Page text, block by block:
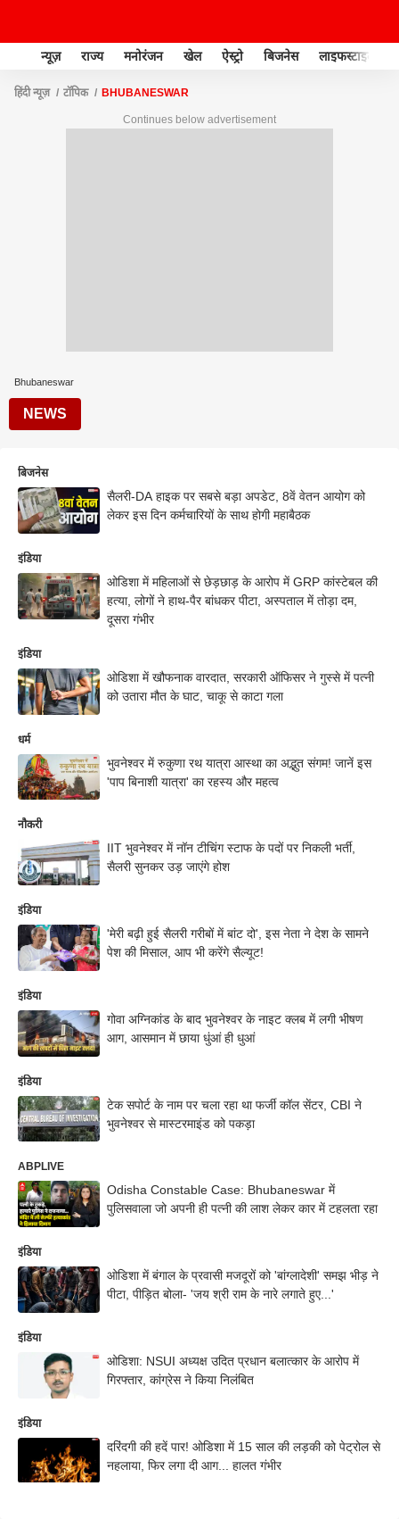
न्यूज़ राज्य मनोरंजन खेल ऐस्ट्रो बिजनेस लाइफस्टाइल
हिंदी न्यूज़ टॉपिक BHUBANESWAR
Continues below advertisement
Bhubaneswar
NEWS
बिजनेस
सैलरी-DA हाइक पर सबसे बड़ा अपडेट, 8वें वेतन आयोग को
लेकर इस दिन कर्मचारियों के साथ होगी महाबैठक
इंडिया
ओडिशा में महिलाओं से छेड़छाड़ के आरोप में GRP कांस्टेबल की
हत्या, लोगों ने हाथ-पैर बांधकर पीटा, अस्पताल में तोड़ा दम,
दूसरा गंभीर
इंडिया
ओडिशा में खौफनाक वारदात, सरकारी ऑफिसर ने गुस्से में पत्नी
को उतारा मौत के घाट, चाकू से काटा गला
धर्म
भुवनेश्वर में रुकुणा रथ यात्रा आस्था का अद्भुत संगम! जानें इस
'पाप बिनाशी यात्रा' का रहस्य और महत्व
नौकरी
IIT भुवनेश्वर में नॉन टीचिंग स्टाफ के पदों पर निकली भर्ती,
सैलरी सुनकर उड़ जाएंगे होश
इंडिया
'मेरी बढ़ी हुई सैलरी गरीबों में बांट दो', इस नेता ने देश के सामने
पेश की मिसाल, आप भी करेंगे सैल्यूट!
इंडिया
गोवा अग्निकांड के बाद भुवनेश्वर के नाइट क्लब में लगी भीषण
आग, आसमान में छाया धुंआं ही धुआं
इंडिया
टेक सपोर्ट के नाम पर चला रहा था फर्जी कॉल सेंटर, CBI ने
भुवनेश्वर से मास्टरमाइंड को पकड़ा
ABPLIVE
Odisha Constable Case: Bhubaneswar में
पुलिसवाला जो अपनी ही पत्नी की लाश लेकर कार में टहलता रहा
इंडिया
ओडिशा में बंगाल के प्रवासी मजदूरों को 'बांग्लादेशी' समझ भीड़ ने
पीटा, पीड़ित बोला- 'जय श्री राम के नारे लगाते हुए...'
इंडिया
ओडिशा: NSUI अध्यक्ष उदित प्रधान बलात्कार के आरोप में
गिरफ्तार, कांग्रेस ने किया निलंबित
इंडिया
दरिंदगी की हदें पार! ओडिशा में 15 साल की लड़की को पेट्रोल से
नहलाया, फिर लगा दी आग... हालत गंभीर